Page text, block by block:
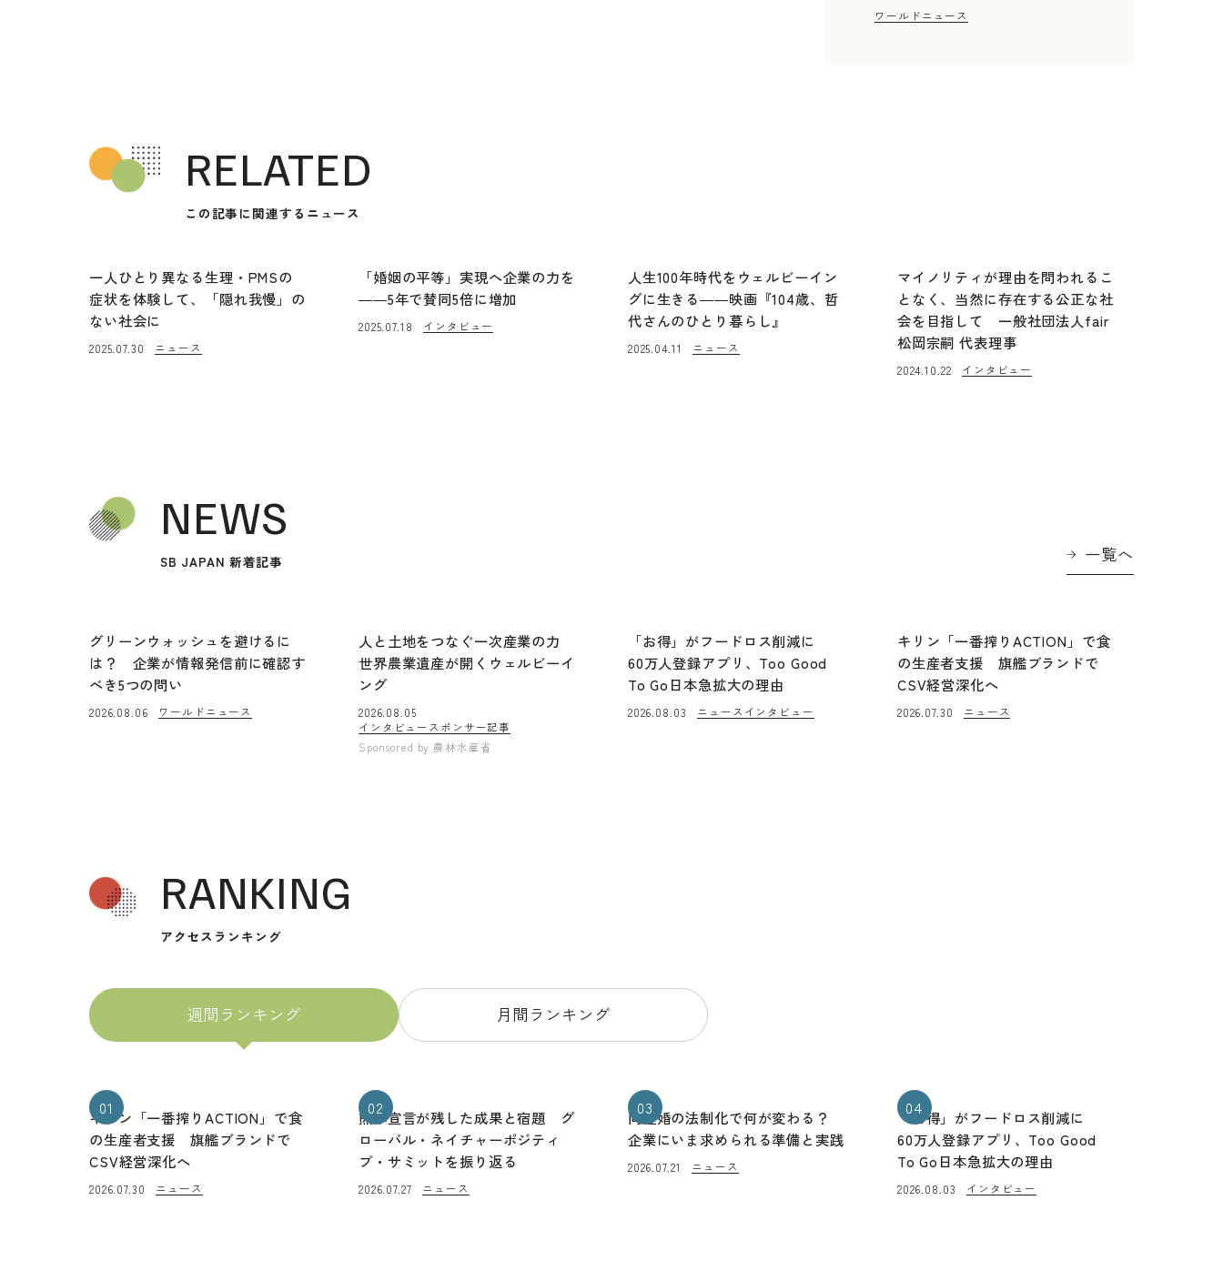
ワールドニュース
RELATED
この記事に関連するニュース
一人ひとり異なる生理・PMSの
症状を体験して、「隠れ我慢」の
ない社会に
2025.07.30 ニュース
「婚姻の平等」実現へ企業の力を
――5年で賛同5倍に増加
2025.07.18 インタビュー
人生100年時代をウェルビーイン
グに生きる――映画『104歳、哲
代さんのひとり暮らし』
2025.04.11 ニュース
マイノリティが理由を問われるこ
となく、当然に存在する公正な社
会を目指して 一般社団法人fair
松岡宗嗣 代表理事
2024.10.22 インタビュー
NEWS
SB JAPAN 新着記事 一覧へ
グリーンウォッシュを避けるに
は？ 企業が情報発信前に確認す
べき5つの問い
2026.08.06 ワールドニュース
人と土地をつなぐ一次産業の力
世界農業遺産が開くウェルビーイ
ング
2026.08.05
インタビュースポンサー記事
Sponsored by 農林水産省
「お得」がフードロス削減に
60万人登録アプリ、Too Good
To Go日本急拡大の理由
2026.08.03 ニュース インタビュー
キリン「一番搾りACTION」で食
の生産者支援 旗艦ブランドで
CSV経営深化へ
2026.07.30 ニュース
RANKING
アクセスランキング
週間ランキング 月間ランキング
01
キリン「一番搾りACTION」で食
の生産者支援 旗艦ブランドで
CSV経営深化へ
2026.07.30 ニュース
02
熊本宣言が残した成果と宿題 グ
ローバル・ネイチャーポジティ
ブ・サミットを振り返る
2026.07.27 ニュース
03
同性婚の法制化で何が変わる？
企業にいま求められる準備と実践
2026.07.21 ニュース
04
「お得」がフードロス削減に
60万人登録アプリ、Too Good
To Go日本急拡大の理由
2026.08.03 インタビュー